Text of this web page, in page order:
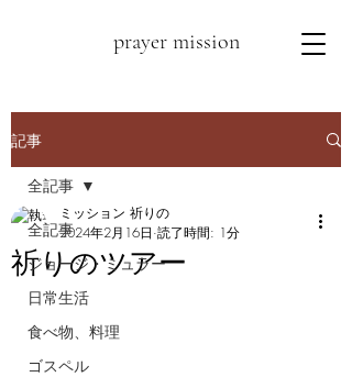
prayer mission
記事
全記事
ジョージ・ミュラー
日常生活
食べ物、料理
ゴスペル
全記事
祈りのツアー
ミッション 祈りの
2024年2月16日 読了時間: 1分